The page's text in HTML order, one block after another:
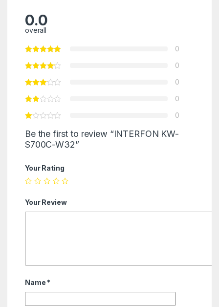
0.0
overall
0
0
0
0
0
Be the first to review “INTERFON KW-
S700C-W32”
Your Rating
Your Review
Name *